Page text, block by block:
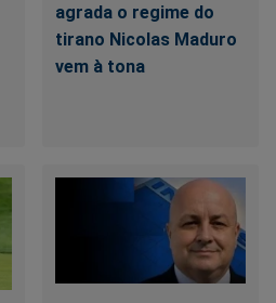
agrada o regime do
tirano Nicolas Maduro
vem à tona